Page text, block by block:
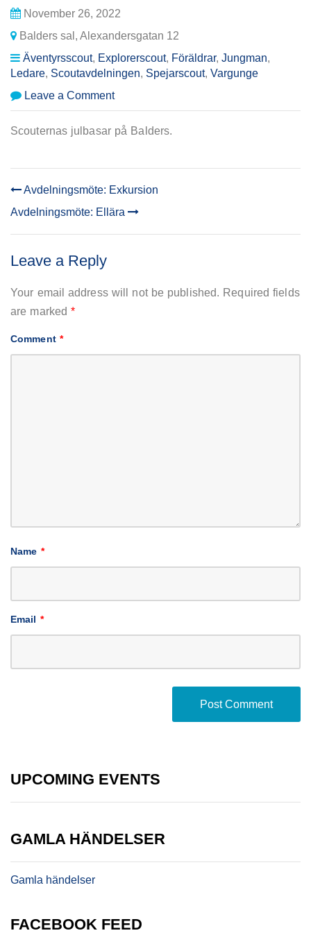
November 26, 2022
Balders sal, Alexandersgatan 12
Äventyrsscout, Explorerscout, Föräldrar, Jungman,
Ledare, Scoutavdelningen, Spejarscout, Vargunge
Leave a Commenton
Julbasar
Scouternas julbasar på Balders.
POST
NAVIGATION
Avdelningsmöte: Exkursion
Avdelningsmöte: Ellära
Leave a Reply
Your email address will not be published. Required fields
are marked*
Comment *
Name *
Email *
UPCOMING EVENTS
GAMLA HÄNDELSER
Gamla händelser
FACEBOOK FEED